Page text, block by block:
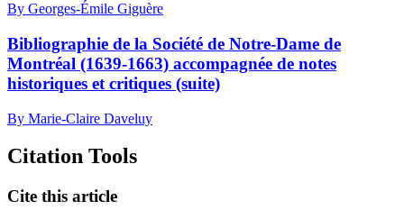
By Georges-Émile Giguère
Bibliographie de la Société de Notre-Dame de
Montréal (1639-1663) accompagnée de notes
historiques et critiques (suite)
By Marie-Claire Daveluy
Citation Tools
Cite this article